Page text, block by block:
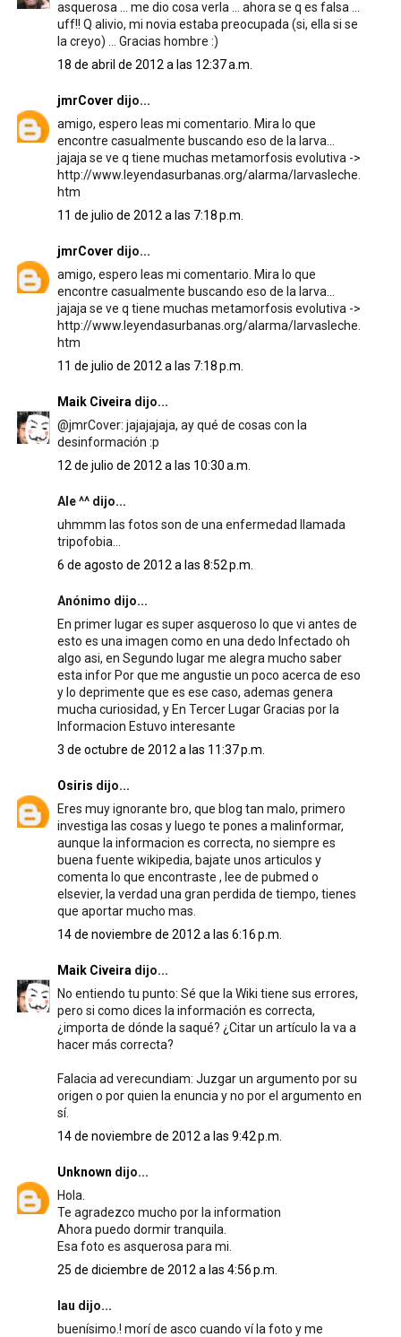
asquerosa ... me dio cosa verla ... ahora se q es falsa ...
uff!! Q alivio, mi novia estaba preocupada (si, ella si se
la creyo) ... Gracias hombre :)
18 de abril de 2012 a las 12:37 a.m.
jmrCover dijo...
amigo, espero leas mi comentario. Mira lo que
encontre casualmente buscando eso de la larva...
jajaja se ve q tiene muchas metamorfosis evolutiva ->
http://www.leyendasurbanas.org/alarma/larvasleche.
htm
11 de julio de 2012 a las 7:18 p.m.
jmrCover dijo...
amigo, espero leas mi comentario. Mira lo que
encontre casualmente buscando eso de la larva...
jajaja se ve q tiene muchas metamorfosis evolutiva ->
http://www.leyendasurbanas.org/alarma/larvasleche.
htm
11 de julio de 2012 a las 7:18 p.m.
Maik Civeira dijo...
@jmrCover: jajajajaja, ay qué de cosas con la
desinformación :p
12 de julio de 2012 a las 10:30 a.m.
Ale ^^ dijo...
uhmmm las fotos son de una enfermedad llamada
tripofobia...
6 de agosto de 2012 a las 8:52 p.m.
Anónimo dijo...
En primer lugar es super asqueroso lo que vi antes de
esto es una imagen como en una dedo Infectado oh
algo asi, en Segundo lugar me alegra mucho saber
esta infor Por que me angustie un poco acerca de eso
y lo deprimente que es ese caso, ademas genera
mucha curiosidad, y En Tercer Lugar Gracias por la
Informacion Estuvo interesante
3 de octubre de 2012 a las 11:37 p.m.
Osiris dijo...
Eres muy ignorante bro, que blog tan malo, primero
investiga las cosas y luego te pones a malinformar,
aunque la informacion es correcta, no siempre es
buena fuente wikipedia, bajate unos articulos y
comenta lo que encontraste , lee de pubmed o
elsevier, la verdad una gran perdida de tiempo, tienes
que aportar mucho mas.
14 de noviembre de 2012 a las 6:16 p.m.
Maik Civeira dijo...
No entiendo tu punto: Sé que la Wiki tiene sus errores,
pero si como dices la información es correcta,
¿importa de dónde la saqué? ¿Citar un artículo la va a
hacer más correcta?
Falacia ad verecundiam: Juzgar un argumento por su
origen o por quien la enuncia y no por el argumento en
sí.
14 de noviembre de 2012 a las 9:42 p.m.
Unknown dijo...
Hola.
Te agradezco mucho por la information
Ahora puedo dormir tranquila.
Esa foto es asquerosa para mi.
25 de diciembre de 2012 a las 4:56 p.m.
lau dijo...
buenísimo.! morí de asco cuando ví la foto y me